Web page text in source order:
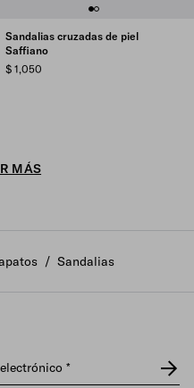
Sandalias cruzadas de piel
Saffiano
$ 1,050
MÁS
/ Sandalias
*